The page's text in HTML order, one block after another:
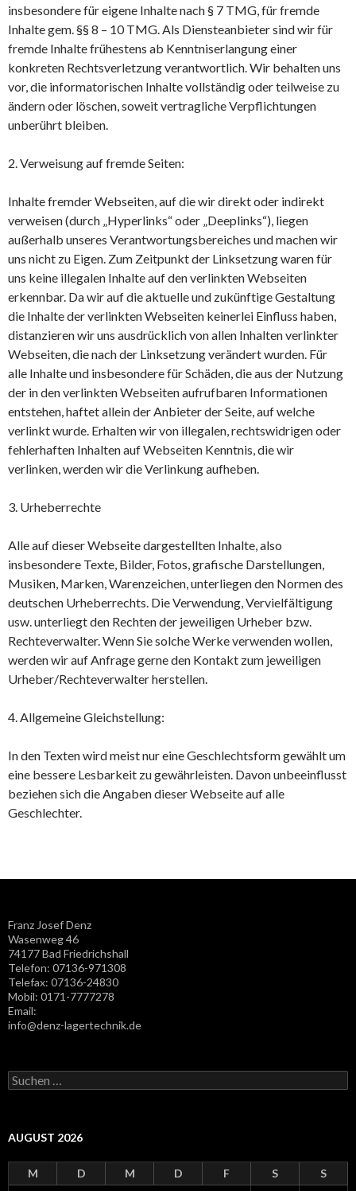
insbesondere für eigene Inhalte nach § 7 TMG, für fremde
Inhalte gem. §§ 8 – 10 TMG. Als Diensteanbieter sind wir für
fremde Inhalte frühestens ab Kenntniserlangung einer
konkreten Rechtsverletzung verantwortlich. Wir behalten uns
vor, die informatorischen Inhalte vollständig oder teilweise zu
ändern oder löschen, soweit vertragliche Verpflichtungen
unberührt bleiben.
2. Verweisung auf fremde Seiten:
Inhalte fremder Webseiten, auf die wir direkt oder indirekt
verweisen (durch „Hyperlinks“ oder „Deeplinks“), liegen
außerhalb unseres Verantwortungsbereiches und machen wir
uns nicht zu Eigen. Zum Zeitpunkt der Linksetzung waren für
uns keine illegalen Inhalte auf den verlinkten Webseiten
erkennbar. Da wir auf die aktuelle und zukünftige Gestaltung
die Inhalte der verlinkten Webseiten keinerlei Einfluss haben,
distanzieren wir uns ausdrücklich von allen Inhalten verlinkter
Webseiten, die nach der Linksetzung verändert wurden. Für
alle Inhalte und insbesondere für Schäden, die aus der Nutzung
der in den verlinkten Webseiten aufrufbaren Informationen
entstehen, haftet allein der Anbieter der Seite, auf welche
verlinkt wurde. Erhalten wir von illegalen, rechtswidrigen oder
fehlerhaften Inhalten auf Webseiten Kenntnis, die wir
verlinken, werden wir die Verlinkung aufheben.
3. Urheberrechte
Alle auf dieser Webseite dargestellten Inhalte, also
insbesondere Texte, Bilder, Fotos, grafische Darstellungen,
Musiken, Marken, Warenzeichen, unterliegen den Normen des
deutschen Urheberrechts. Die Verwendung, Vervielfältigung
usw. unterliegt den Rechten der jeweiligen Urheber bzw.
Rechteverwalter. Wenn Sie solche Werke verwenden wollen,
werden wir auf Anfrage gerne den Kontakt zum jeweiligen
Urheber/Rechteverwalter herstellen.
4. Allgemeine Gleichstellung:
In den Texten wird meist nur eine Geschlechtsform gewählt um
eine bessere Lesbarkeit zu gewährleisten. Davon unbeeinflusst
beziehen sich die Angaben dieser Webseite auf alle
Geschlechter.
Franz Josef Denz
Wasenweg 46
74177 Bad Friedrichshall
Telefon: 07136-971308
Telefax: 07136-24830
Mobil: 0171-7777278
Email:
info@denz-lagertechnik.de
Suchen nach:
AUGUST 2026
M D M D F S
S